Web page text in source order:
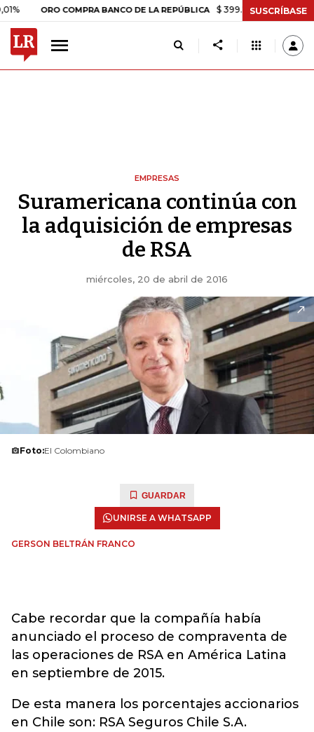
ORO COMPRA BANCO DE LA REPÚBLICA $ 399.745,16 +$ 2.295,71
SUSCRÍBASE
EMPRESAS
Suramericana continúa con
la adquisición de empresas
de RSA
miércoles, 20 de abril de 2016
Foto:El Colombiano
GUARDAR
UNIRSE A WHATSAPP
GERSON BELTRÁN FRANCO
Cabe recordar que la compañía había
anunciado el proceso de compraventa de
las operaciones de RSA en América Latina
en septiembre de 2015.
De esta manera los porcentajes accionarios
en Chile son: RSA Seguros Chile S.A.